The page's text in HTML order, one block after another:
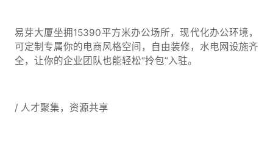
易芽大厦坐拥15390平方米办公场所，现代化办公环境，
可定制专属你的电商风格空间，自由装修，水电网设施齐
全，让你的企业团队也能轻松“拎包”入驻。
/ 人才聚集，资源共享